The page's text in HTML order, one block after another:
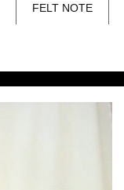
FELT NOTE